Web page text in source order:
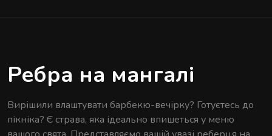
Ребра на мангалі
Вирішили влаштувати барбекю-вечірку? Готуєтесь до
пікніка? Є страва, яка ідеально впишеться у меню